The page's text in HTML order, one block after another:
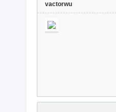
vactorwu